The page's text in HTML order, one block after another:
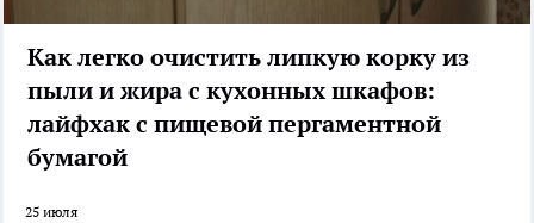
Как легко очистить липкую корку из
пыли и жира с кухонных шкафов:
лайфхак с пищевой пергаментной
бумагой
25 июля